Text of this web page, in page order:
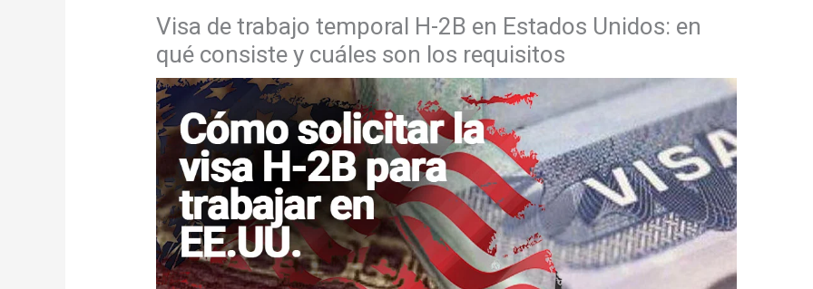
Visa de trabajo temporal H-2B en Estados Unidos: en
qué consiste y cuáles son los requisitos